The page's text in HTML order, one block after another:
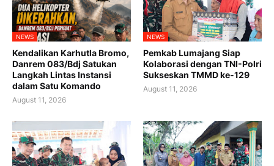
NEWS
Kendalikan Karhutla Bromo,
Danrem 083/Bdj Satukan
Langkah Lintas Instansi
dalam Satu Komando
August 11, 2026
NEWS
Pemkab Lumajang Siap
Kolaborasi dengan TNI-Polri
Sukseskan TMMD ke-129
August 11, 2026